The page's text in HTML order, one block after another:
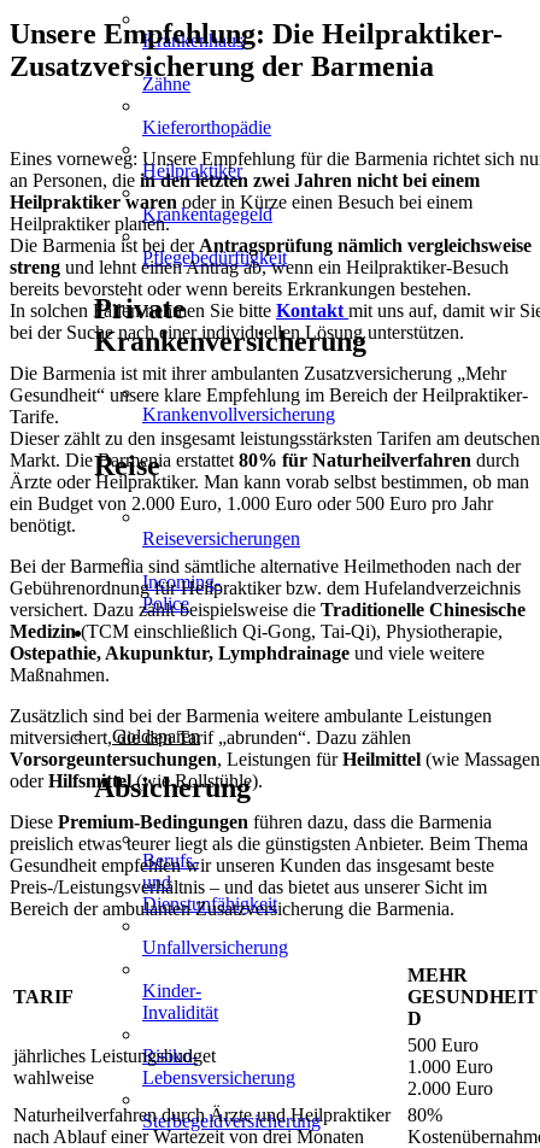
Krankenhaus
Zähne
Kieferorthopädie
Heilpraktiker
Krankentagegeld
Pflegebedürftigkeit
Private
Krankenversicherung
Krankenvollversicherung
Reise
Reiseversicherungen
Incoming-
Police
VORSORGE
&
VERMÖGEN
Goldsparen
Absicherung
Berufs-
und
Dienstunfähigkeit
Unfallversicherung
Kinder-
Invalidität
Risiko-
Lebensversicherung
Sterbegeldversicherung
Unsere Empfehlung: Die Heilpraktiker-
Zusatzversicherung der Barmenia
Eines vorneweg: Unsere Empfehlung für die Barmenia richtet sich
an Personen, die in den letzten zwei Jahren nicht bei einem
Heilpraktiker waren oder in Kürze einen Besuch bei einem
Heilpraktiker planen.
Die Barmenia ist bei der Antragsprüfung nämlich vergleichsweise
streng und lehnt einen Antrag ab, wenn ein Heilpraktiker-Besuch
bereits bevorsteht oder wenn bereits Erkrankungen bestehen.
In solchen Fällen nehmen Sie bitte Kontakt mit uns auf, damit wir
bei der Suche nach einer individuellen Lösung unterstützen.
Die Barmenia ist mit ihrer ambulanten Zusatzversicherung „Mehr
Gesundheit“ unsere klare Empfehlung im Bereich der Heilpraktiker-
Tarife.
Dieser zählt zu den insgesamt leistungsstärksten Tarifen am deutschen
Markt. Die Barmenia erstattet 80% für Naturheilverfahren durch
Ärzte oder Heilpraktiker. Man kann vorab selbst bestimmen, ob man
ein Budget von 2.000 Euro, 1.000 Euro oder 500 Euro pro Jahr
benötigt.
Bei der Barmenia sind sämtliche alternative Heilmethoden nach der
Gebührenordnung für Heilpraktiker bzw. dem Hufelandverzeichnis
versichert. Dazu zählt beispielsweise die Traditionelle Chinesische
Medizin(TCM einschließlich Qi-Gong, Tai-Qi), Physiotherapie,
Ostepathie, Akupunktur, Lymphdrainage und viele weitere
Maßnahmen.
Zusätzlich sind bei der Barmenia weitere ambulante Leistungen
mitversichert, die den Tarif „abrunden“. Dazu zählen
Vorsorgeuntersuchungen, Leistungen fürHeilmittel (wie
oderHilfsmittel(wie Rollstühle).
Diese Premium-Bedingungen führen dazu, dass die Barmenia
preislich etwas teurer liegt als die günstigsten Anbieter. Beim Thema
Gesundheit empfehlen wir unseren Kunden das insgesamt beste
Preis-/Leistungsverhältnis – und das bietet aus unserer Sicht im
Bereich der ambulanten Zusatzversicherung die Barmenia.
TARIF
MEHR
GESUNDHEIT
D
jährliches Leistungsbudget
wahlweise
500 Euro
1.000 Euro
2.000 Euro
Naturheilverfahren durch Ärzte und Heilpraktiker
nach Ablauf einer Wartezeit von drei Monaten
80%